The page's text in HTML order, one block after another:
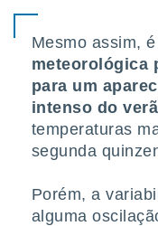
Mesmo assim,
meteorológica
para um
intenso do
temperaturas
segunda
Porém, a
alguma